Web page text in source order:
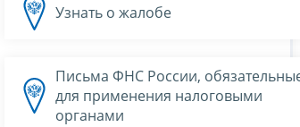
Узнать о жалобе
Письма ФНС России,
для применения налоговыми
органами